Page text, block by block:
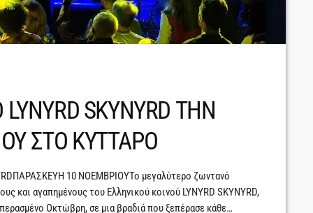
LYNYRD SKYNYRD ΤΗΝ
ΣΤΟ ΚΥΤΤΑΡΟ
10 ΝΟΕΜΒΡΙΟΥΤο μεγαλύτερο ζωντανό
και αγαπημένους του Ελληνικού κοινού LYNYRD SKYNYRD,
Οκτώβρη, σε μια βραδιά που ξεπέρασε κάθε